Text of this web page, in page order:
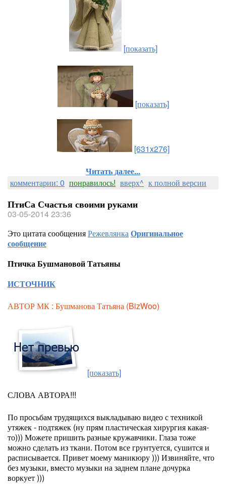
[показать]
[показать]
[631x276]
Читать далее...
комментарии: 0 понравилось! вверх^ к полной версии
ПтиСа Счастья своими руками
03-05-2014 23:36
Это цитата сообщенияРежевлянкаОригинальное
сообщение
Птичка Бушмановой Татьяны
ИСТОЧНИК
АВТОР МК : Бушманова Татьяна (BizWoo)
[показать]
СЛОВА АВТОРА!!!
По просьбам трудящихся выкладываю видео с техникой
утяжек - подтяжек (ну прям пластическая хирургия какая-
то))) Можете пришить разные кружавчики. Глаза тоже
можно сделать из ткани. Потом все грунтуется, сушится и
расписывается. Привет моему маникюру ))) Извиняйте, что
без музыки, вместо музыки на заднем плане дочурка
воркует )))